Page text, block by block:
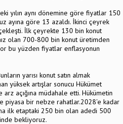
yılın aynı dönemine göre fiyatlar 150
ayına göre 13 azaldı. İkinci çeyrek
İlk çeyrekte 130 bin konut
olan 700-800 bin konut üretimden
bu yüzden fiyatlar enflasyonun
yarısı konut satın almak
yüksek artışlar sonucu Hükümet
açığına müdahale etti. Hükümetin
piyasa bir nebze rahatlar.2028’e kadar
ilk etaptaki 250 bin olan adedi 500
bekliyoruz.